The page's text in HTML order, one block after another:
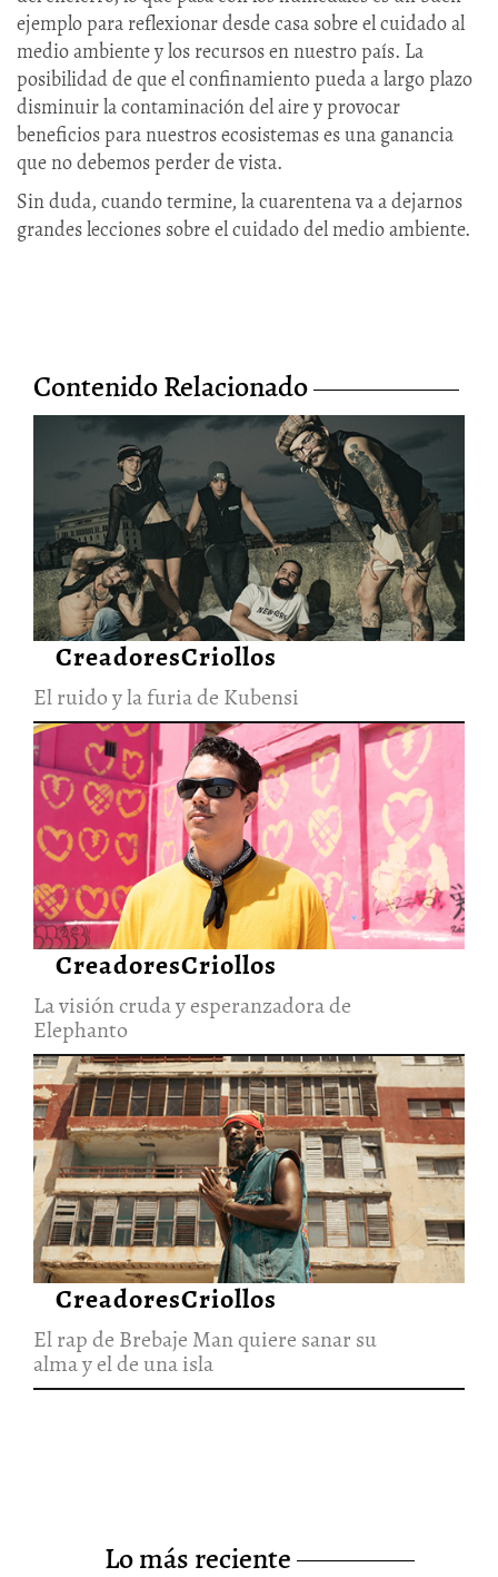
ejemplo para reflexionar desde casa sobre el cuidado al
medio ambiente y los recursos en nuestro país. La
posibilidad de que el confinamiento pueda a largo plazo
disminuir la contaminación del aire y provocar
beneficios para nuestros ecosistemas es una ganancia
que no debemos perder de vista.
Sin duda, cuando termine, la cuarentena va a dejarnos
grandes lecciones sobre el cuidado del medio ambiente.
Contenido Relacionado
El ruido y la furia de Kubensi
28/Jun/2026
CreadoresCriollos
El ruido y la furia de Kubensi
La visión cruda y
esperanzadora de Elephanto
28/Jun/2026
CreadoresCriollos
La visión cruda y esperanzadora de
Elephanto
El rap de Brebaje Man quiere
sanar su alma y el de una isla
27/Jun/2026
CreadoresCriollos
El rap de Brebaje Man quiere sanar su
alma y el de una isla
lo más reciente